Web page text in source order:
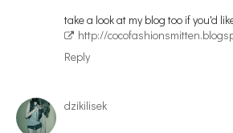
take a look at my blog too if you'd
http://
Reply
dzikilisek